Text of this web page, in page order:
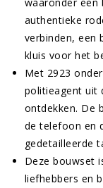
authentieke
verbinden, een
kluis voor het
Met 2923
politieagent uit
ontdekken. De
de telefoon en
gedetailleerde
Deze bouwset
liefhebbers en